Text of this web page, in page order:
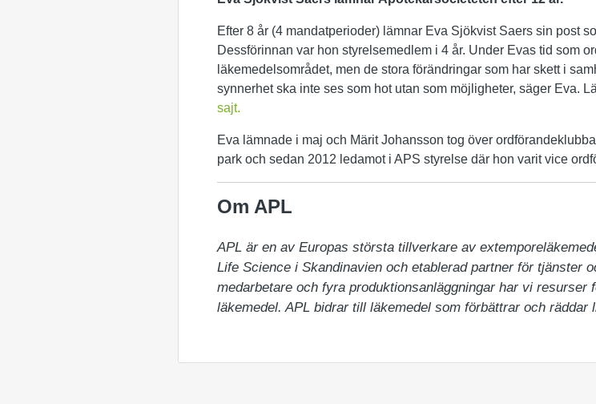
Efter 8 år (4 mandatperioder) lämnar Eva Sjökvist Saers sin post
Dessförinnan var hon styrelsemedlem i 4 år. Under Evas tid som
läkemedelsområdet, men de stora förändringar som har skett i
synnerhet ska inte ses som hot utan som möjligheter, säger Eva.
sajt.
Eva lämnade i maj och Märit Johansson tog över
park och sedan 2012 ledamot i APS styrelse där hon varit vice
Om APL
APL är en av Europas största tillverkare av
Life Science i Skandinavien och etablerad partner för tjänster
medarbetare och fyra produktionsanläggningar har vi
läkemedel. APL bidrar till läkemedel som förbättrar och räddar